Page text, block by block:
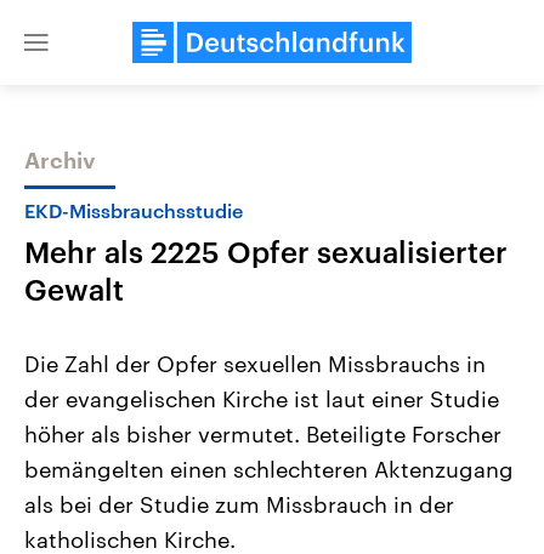
Close
Themen
Landtagswahl Sachsen-Anhalt
2026
Alle Informationen
Sachsen-Anhalt wählt am 6.
September 2026 einen neuen
Landtag. Seit 2021 wird das
Bundesland von einer Koalition aus
USA
Aktuelle Beiträge,
Hintergründe
Wirtschaftlich und
gehören die Vereinigten
den mächtigsten Ländern
Archiv
EKD-Missbrauchsstudie
Mehr als 2225 Opfer sexualisierter
Gewalt
Die Zahl der Opfer sexuellen Missbrauchs in
der evangelischen Kirche ist laut einer Studie
höher als bisher vermutet. Beteiligte Forscher
bemängelten einen schlechteren Aktenzugang
als bei der Studie zum Missbrauch in der
katholischen Kirche.